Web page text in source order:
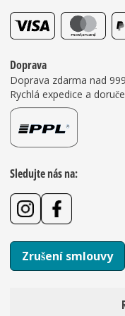
Doprava
Doprava zdarma nad
Rychlá expedice a
Sledujte nás na:
Zrušení smlouvy